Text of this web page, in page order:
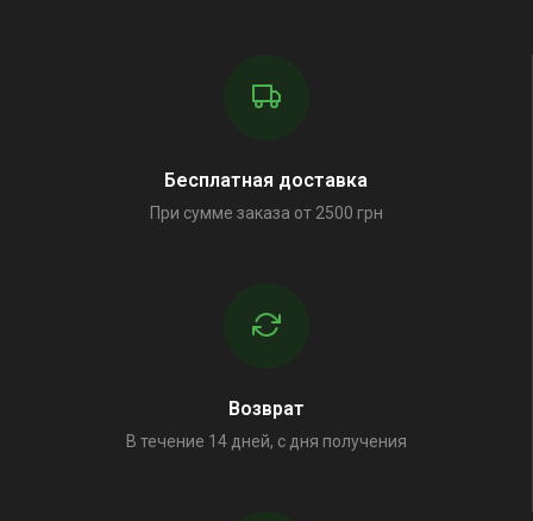
Бесплатная доставка
При сумме заказа от 2500 грн
Возврат
В течение 14 дней, с дня получения